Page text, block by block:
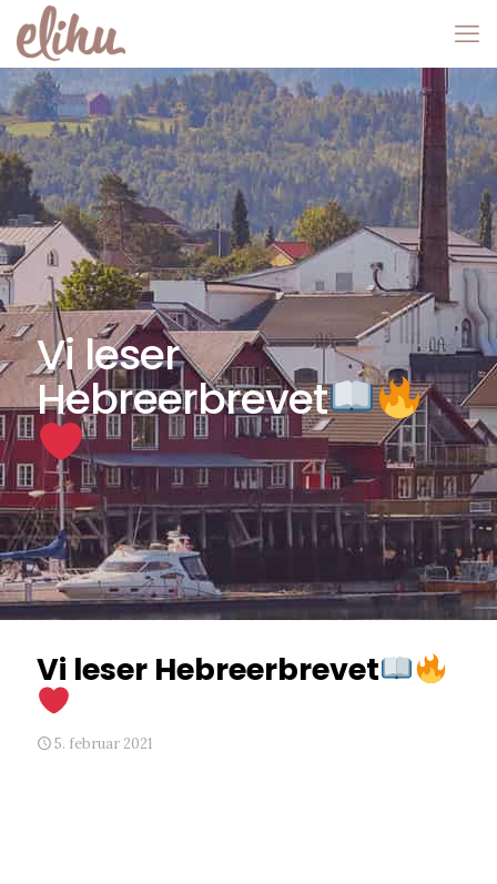
Vi leser
Hebreerbrevet
Vi leser Hebreerbrevet
5. februar 2021